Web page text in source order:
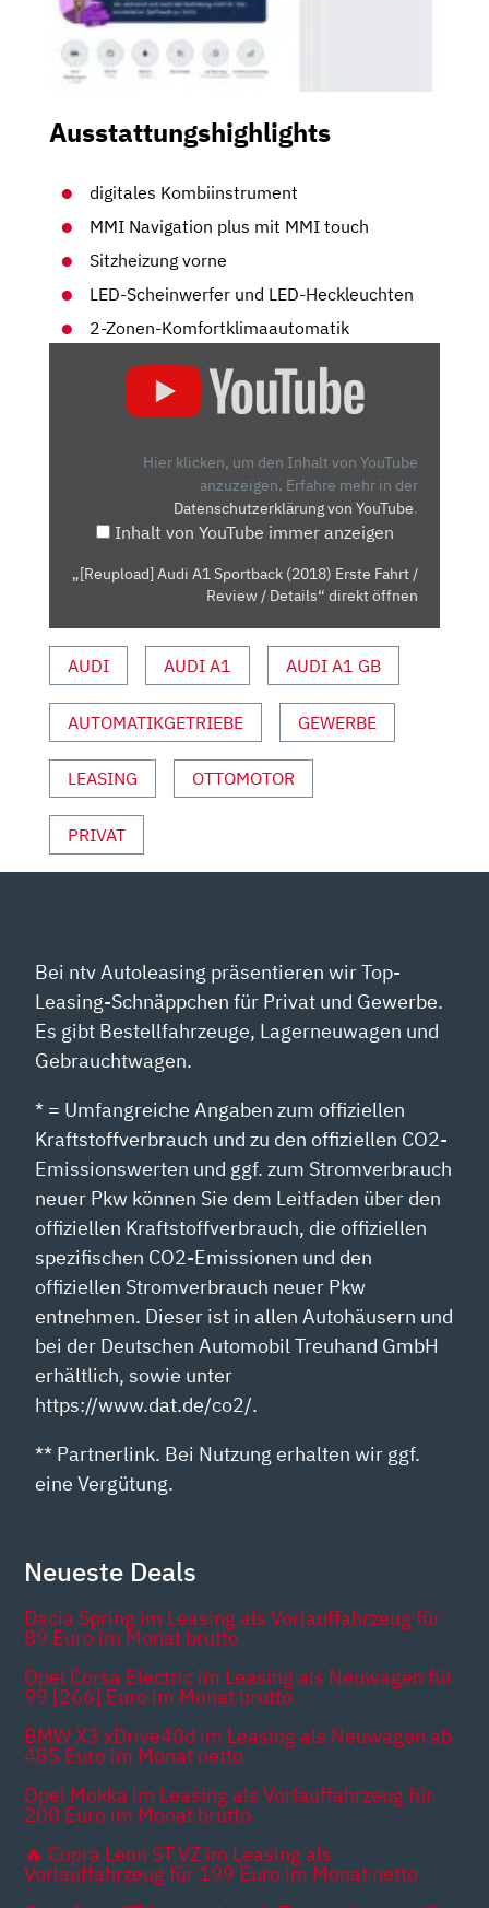
Ausstattungshighlights
digitales Kombiinstrument
MMI Navigation plus mit MMI touch
Sitzheizung vorne
LED-Scheinwerfer und LED-Heckleuchten
2-Zonen-Komfortklimaautomatik
REVIEW
VON
YOUTUBE
Hier klicken, um den Inhalt von YouTube
anzuzeigen. Erfahre mehr in der
Datenschutzerklärung von YouTube.
Inhalt von YouTube immer anzeigen
„[Reupload] Audi A1 Sportback (2018) Erste Fahrt /
Review / Details“ direkt öffnen
AUDI AUDI A1 AUDI A1 GB
AUTOMATIKGETRIEBE GEWERBE
LEASING OTTOMOTOR
PRIVAT
Bei ntv Autoleasing präsentieren wir Top-
Leasing-Schnäppchen für Privat und Gewerbe.
Es gibt Bestellfahrzeuge, Lagerneuwagen und
Gebrauchtwagen.
* = Umfangreiche Angaben zum offiziellen
Kraftstoffverbrauch und zu den offiziellen CO2-
Emissionswerten und ggf. zum Stromverbrauch
neuer Pkw können Sie dem Leitfaden über den
offiziellen Kraftstoffverbrauch, die offiziellen
spezifischen CO2-Emissionen und den
offiziellen Stromverbrauch neuer Pkw
entnehmen. Dieser ist in allen Autohäusern und
bei der Deutschen Automobil Treuhand GmbH
erhältlich, sowie unter
https://www.dat.de/co2/.
** Partnerlink. Bei Nutzung erhalten wir ggf.
eine Vergütung.
Neueste Deals
Dacia Spring im Leasing als Vorlauffahrzeug für
89 Euro im Monat brutto
Opel Corsa Electric im Leasing als Neuwagen für
99 [266] Euro im Monat brutto
BMW X3 xDrive40d im Leasing als Neuwagen ab
485 Euro im Monat netto
Opel Mokka im Leasing als Vorlauffahrzeug für
200 Euro im Monat brutto
🔥 Cupra Leon ST VZ im Leasing als
Vorlauffahrzeug für 199 Euro im Monat netto